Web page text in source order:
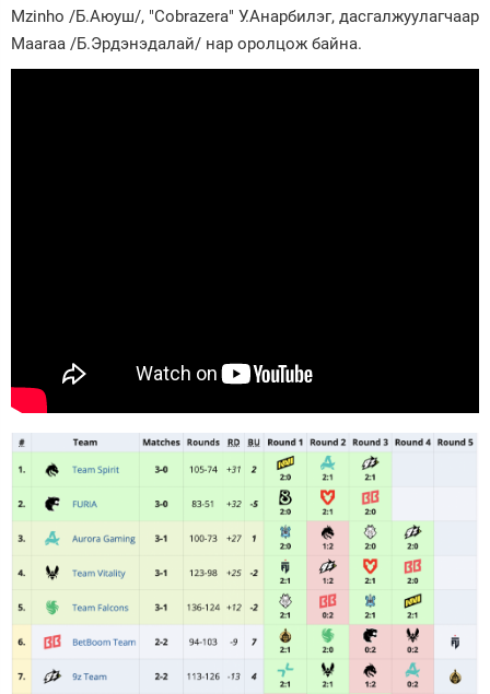
Mzinho /Б.Аюуш/, "Cobrazera" У.Анарбилэг, дасгалжуулагчаар
Maaraa /Б.Эрдэнэдалай/ нар оролцож байна.